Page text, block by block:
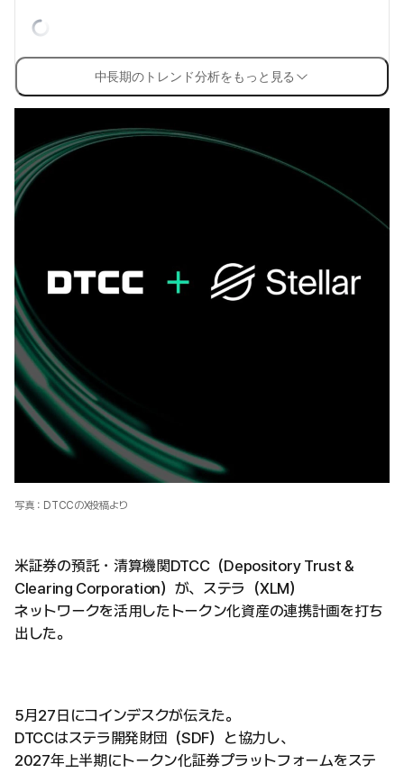
中長期のトレンド分析をもっと見る
写真：DTCCのX投稿より
米証券の預託・清算機関DTCC（Depository Trust &
Clearing Corporation）が、ステラ（XLM）
ネットワークを活用したトークン化資産の連携計画を打ち
出した。
5月27日にコインデスクが伝えた。
DTCCはステラ開発財団（SDF）と協力し、
2027年上半期にトークン化証券プラットフォームをステ